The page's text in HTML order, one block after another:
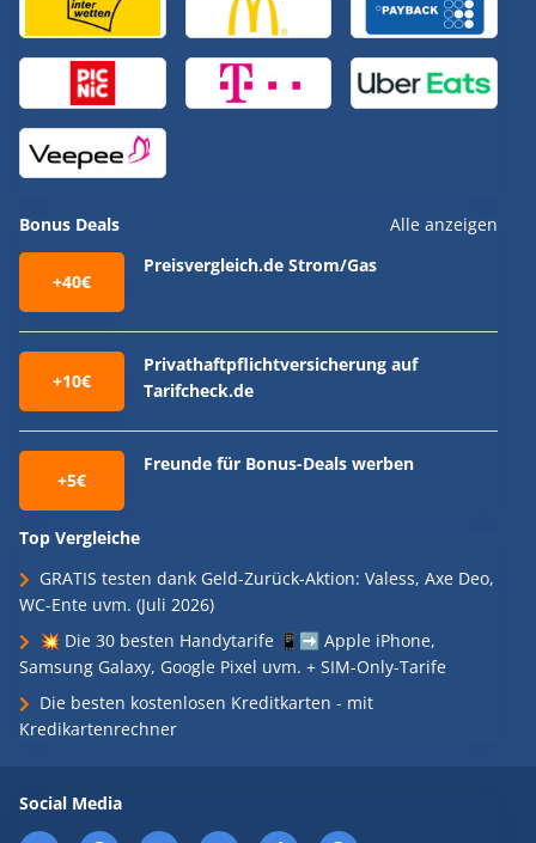
Bonus Deals Alle anzeigen
+40€
Preisvergleich.de Strom/Gas
+10€
Privathaftpflichtversicherung auf
Tarifcheck.de
+5€
Freunde für Bonus-Deals werben
Top Vergleiche
GRATIS testen dank Geld-Zurück-Aktion: Valess, Axe Deo,
WC-Ente uvm. (Juli 2026)
💥 Die 30 besten Handytarife 📱➡️ Apple iPhone,
Samsung Galaxy, Google Pixel uvm. + SIM-Only-Tarife
Die besten kostenlosen Kreditkarten - mit
Kredikartenrechner
Social Media